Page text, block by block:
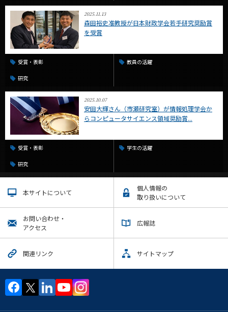
2025.11.13
森田裕史准教授が日本財政学会若手研究奨励賞
を受賞
受賞・表彰 教員の活躍
研究
2025.10.07
安田大輝さん（市瀬研究室）が情報処理学会か
らコンピュータサイエンス領域奨励賞...
受賞・表彰 学生の活躍
研究
本サイトについて
個人情報の
取り扱いについて
お問い合わせ・
アクセス
広報誌
関連リンク サイトマップ